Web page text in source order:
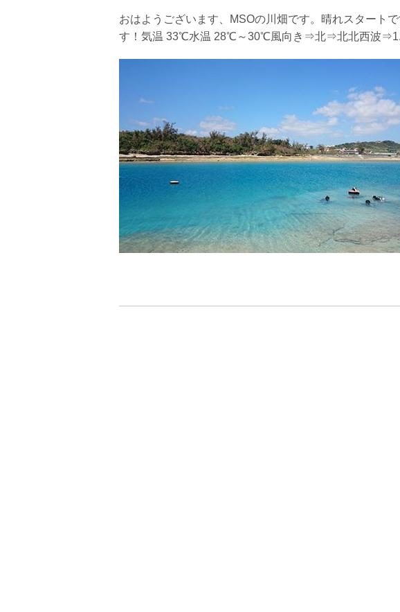
おはようございます、MSOの川畑です。晴れスタート
す！気温 33℃水温 28℃～30℃風向き⇒北⇒北北西波
3.クジラとの距離と泳ぎ方
クジラの観察は水面からのみとし、素潜りは禁止とします。クジラによっ
示がある場合を除き、クジラの近くでフィンキックなどをして泳ぐことも
ツアー当日は、ゲストの安全を最優先とし、可能な限りスイムが実施でき
金はいたしませんので、あらかじめご了承ください。
沖縄の1月～3月は、季節的に海が穏やかな日は多くありません。そのため
船酔いしやすい方は、ご自身で事前に十分な対策をお願いいたします。
ツアー中に、スノーケリングやスキンダイビングの技術が本ツアーに参加
験が浅い方については、条件付きでのご案内となる場合があります。その
きますので、ご不安のある方は事前にご相談ください。
ホエールスイムは、通常のスノーケリングやスキンダイビングに伴う危険に
流れのある海上で、船上からエントリーやエキジットを行う際にもトラブル
参加者はこれらのリスクを理解し、傷害や損害につながった場合、またはそ